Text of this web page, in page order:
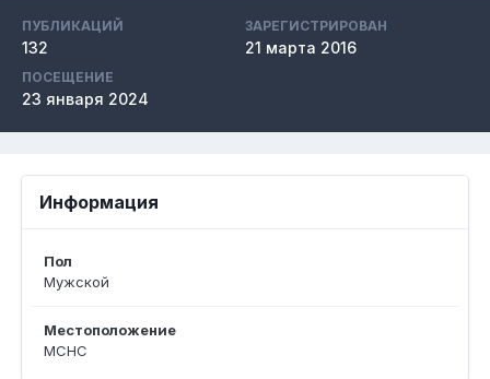
ПУБЛИКАЦИЙ
132
ЗАРЕГИСТРИРОВАН
21 марта 2016
ПОСЕЩЕНИЕ
23 января 2024
Информация
Пол
Мужской
Местоположение
MCHC